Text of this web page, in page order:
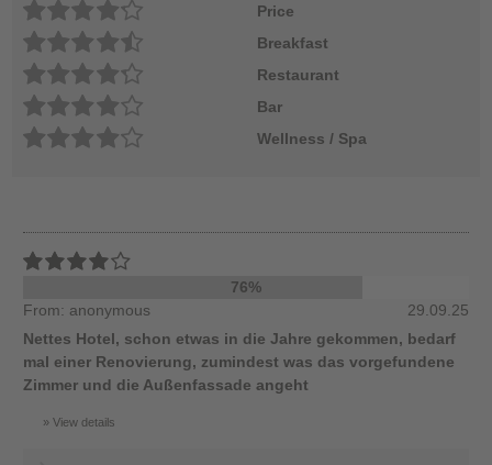
Price
Breakfast
Restaurant
Bar
Wellness / Spa
76%
From: anonymous
29.09.25
Nettes Hotel, schon etwas in die Jahre gekommen, bedarf
mal einer Renovierung, zumindest was das vorgefundene
Zimmer und die Außenfassade angeht
View details